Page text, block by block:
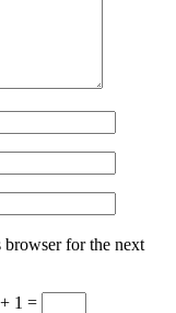
browser for the next
1 =